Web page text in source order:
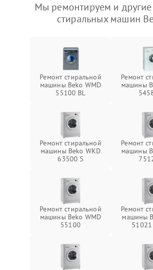
Мы ремонтируем и
стиральных машин
Ремонт стиральной
машины Beko WMD
55100 BL
Ремонт
машины
Ремонт стиральной
машины Beko WKD
63500 S
Ремонт
машины
Ремонт стиральной
машины Beko WMD
55100
Ремонт
машины